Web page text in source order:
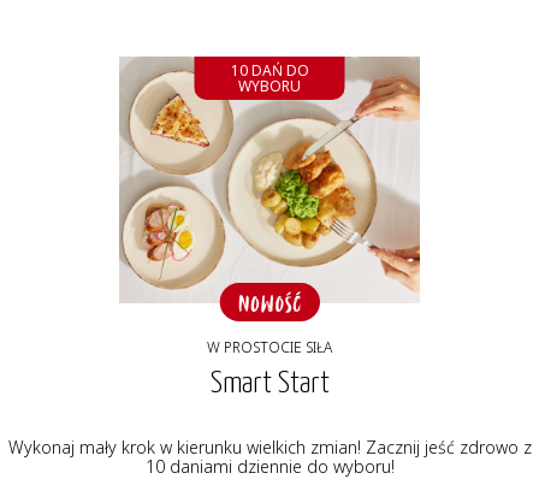
10 DAŃ DO
WYBORU
W PROSTOCIE SIŁA
Smart Start
Wykonaj mały krok w kierunku wielkich zmian! Zacznij jeść zdrowo z
10 daniami dziennie do wyboru!